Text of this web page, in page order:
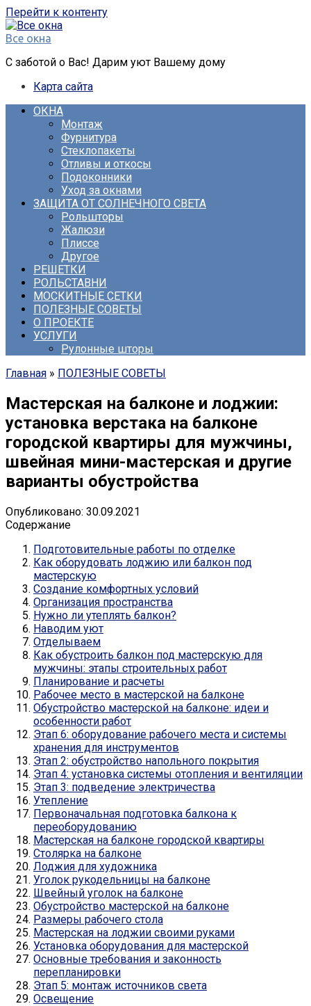
Перейти к контенту
Все окна
С заботой о Вас! Дарим уют Вашему дому
Карта сайта
ОКНА
Монтаж
Фурнитура
Стеклопакеты
Отливы и откосы
Подоконники
Уход за окнами
ЗАЩИТА ОТ СОЛНЕЧНОГО СВЕТА
Рольшторы
Жалюзи
Плиссе
Другое
РЕШЕТКИ
РОЛЬСТАВНИ
МОСКИТНЫЕ СЕТКИ
ПОЛЕЗНЫЕ СОВЕТЫ
О ПРОЕКТЕ
УСЛУГИ
Рулонные шторы
Главная » ПОЛЕЗНЫЕ СОВЕТЫ
Мастерская на балконе и лоджии:
установка верстака на балконе
городской квартиры для мужчины,
швейная мини-мастерская и другие
варианты обустройства
Опубликовано: 30.09.2021
Содержание
Подготовительные работы по отделке
Как оборудовать лоджию или балкон под
мастерскую
Создание комфортных условий
Организация пространства
Нужно ли утеплять балкон?
Наводим уют
Отделываем
Как обустроить балкон под мастерскую для
мужчины: этапы строительных работ
Планирование и расчеты
Рабочее место в мастерской на балконе
Обустройство мастерской на балконе: идеи и
особенности работ
Этап 6: оборудование рабочего места и системы
хранения для инструментов
Этап 2: обустройство напольного покрытия
Этап 4: установка системы отопления и вентиляции
Этап 3: подведение электричества
Утепление
Первоначальная подготовка балкона к
переоборудованию
Мастерская на балконе городской квартиры
Столярка на балконе
Лоджия для художника
Уголок рукодельницы на балконе
Швейный уголок на балконе
Обустройство мастерской на балконе
Размеры рабочего стола
Мастерская на лоджии своими руками
Установка оборудования для мастерской
Основные требования и законность
перепланировки
Этап 5: монтаж источников света
Освещение